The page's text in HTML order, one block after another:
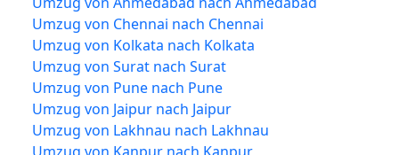
Umzug von Chennai nach Chennai
Umzug von Kolkata nach Kolkata
Umzug von Surat nach Surat
Umzug von Pune nach Pune
Umzug von Jaipur nach Jaipur
Umzug von Lakhnau nach Lakhnau